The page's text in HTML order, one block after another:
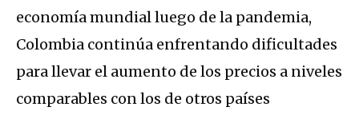
economía mundial luego de la pandemia,
Colombia continúa enfrentando dificultades
para llevar el aumento de los precios a niveles
comparables con los de otros países